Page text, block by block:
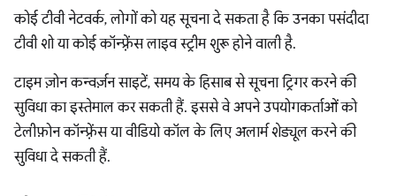
कोई टीवी नेटवर्क, लोगों को यह सूचना दे सकता है कि उनका पसंदीदा
टीवी शो या कोई कॉन्फ़्रेंस लाइव स्ट्रीम शुरू होने वाली है.
टाइम ज़ोन कन्वर्ज़न साइटें, समय के हिसाब से सूचना ट्रिगर करने की
सुविधा का इस्तेमाल कर सकती हैं. इससे वे अपने उपयोगकर्ताओं को
टेलीफ़ोन कॉन्फ़्रेंस या वीडियो कॉल के लिए अलार्म शेड्यूल करने की
सुविधा दे सकती हैं.